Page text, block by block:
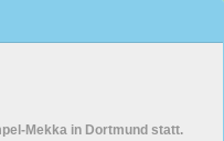
Mekka in Dortmund statt.